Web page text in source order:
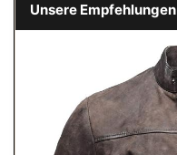
Unsere Empfehlungen